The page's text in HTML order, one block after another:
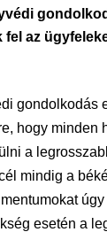
fel az
gondolkodás
hogy minden
a
mindig a
esetén a